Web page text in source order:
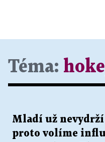
Téma:
Mladí už nevydrží
proto volíme